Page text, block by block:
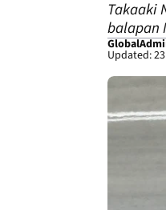
Takaaki
balapan
Updated: